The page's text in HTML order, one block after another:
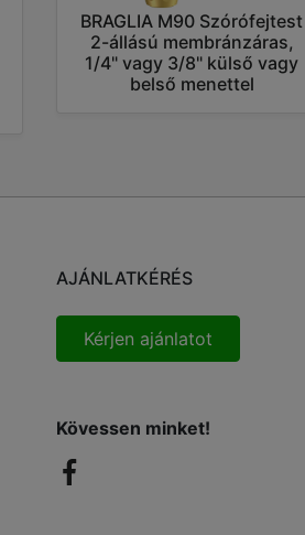
BRAGLIA M90 Szórófejtest
2-állású membránzáras,
1/4" vagy 3/8" külső vagy
belső menettel
AJÁNLATKÉRÉS
Kérjen ajánlatot
Kövessen minket!